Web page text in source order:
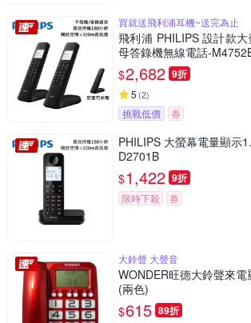
買就送飛利浦耳機~送完為止
飛利浦 PHILIPS 設計款
母答錄機無線電話-
$2,682 9折
5 (2)
挑戰低價 券
PHILIPS 大螢幕電量顯示
D2701B
$1,422 9折
限時下殺 券
大鈴聲 大聲音
WONDER旺德大鈴聲來
(兩色)
$615 89折